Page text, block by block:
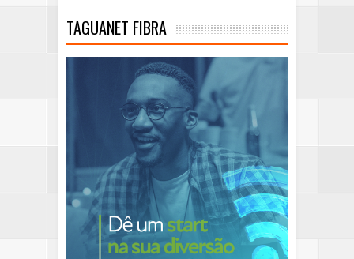
TAGUANET FIBRA